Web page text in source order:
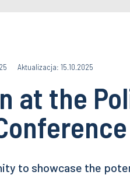
Aktualizacja: 15.10.2025
at the
to showcase the